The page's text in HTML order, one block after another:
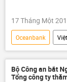
17 Tháng Một
Oceanbank
Hà văn Thắm
Bộ Công an bắt
Tổng công ty